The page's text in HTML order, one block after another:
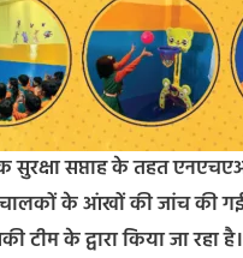
सप्ताह के तहत
के आंखों की जांच की
के द्वारा किया जा रहा